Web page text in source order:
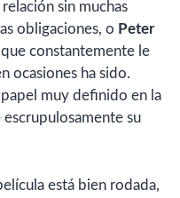
sin muchas
obligaciones, o Peter
constantemente le
ocasiones ha sido.
muy definido en la
su
está bien rodada,